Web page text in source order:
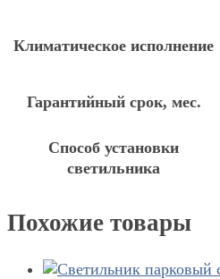
Климатическое исполнение
Гарантийный срок, мес.
Способ установки
светильника
Похожие товары